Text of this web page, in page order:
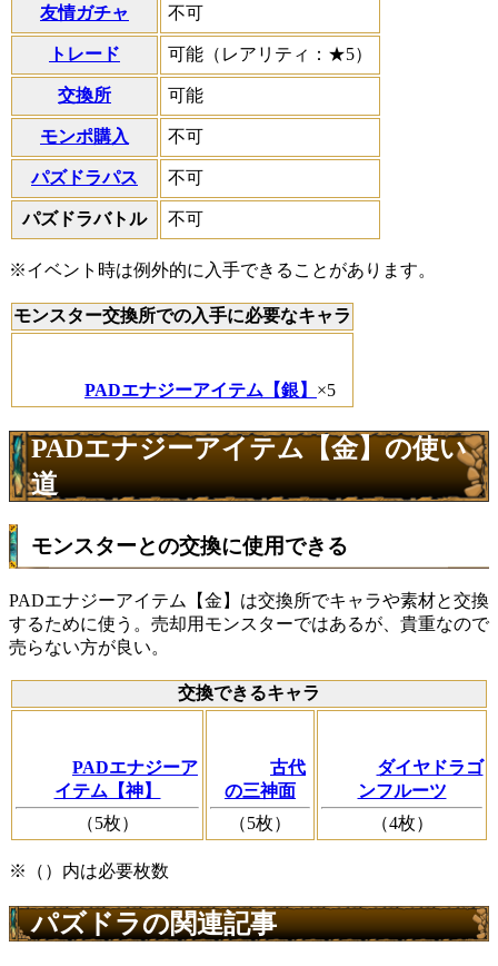
友情ガチャ 不可
トレード 可能（レアリティ：★5）
交換所 可能
モンポ購入 不可
パズドラパス 不可
パズドラバトル 不可
※イベント時は例外的に入手できることがあります。
モンスター交換所での入手に必要なキャラ
PADエナジーアイテム【銀】 ×5
PADエナジーアイテム【金】の使い
道
モンスターとの交換に使用できる
PADエナジーアイテム【金】は交換所でキャラや素材と交換
するために使う。売却用モンスターではあるが、貴重なので
売らない方が良い。
交換できるキャラ
PADエナジーア
イテム【神】
（5枚）
古代
の三神面
（5枚）
ダイヤドラゴ
ンフルーツ
（4枚）
※（）内は必要枚数
パズドラの関連記事